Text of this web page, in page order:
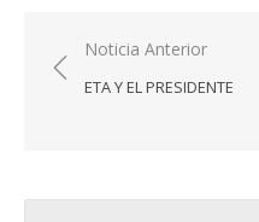
Navegación
de
Noticia Anterior
ETA Y EL PRESIDENTE